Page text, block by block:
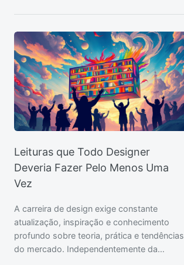
Leituras que Todo Designer
Deveria Fazer Pelo Menos Uma
Vez
A carreira de design exige constante
atualização, inspiração e conhecimento
profundo sobre teoria, prática e tendências
do mercado. Independentemente da…